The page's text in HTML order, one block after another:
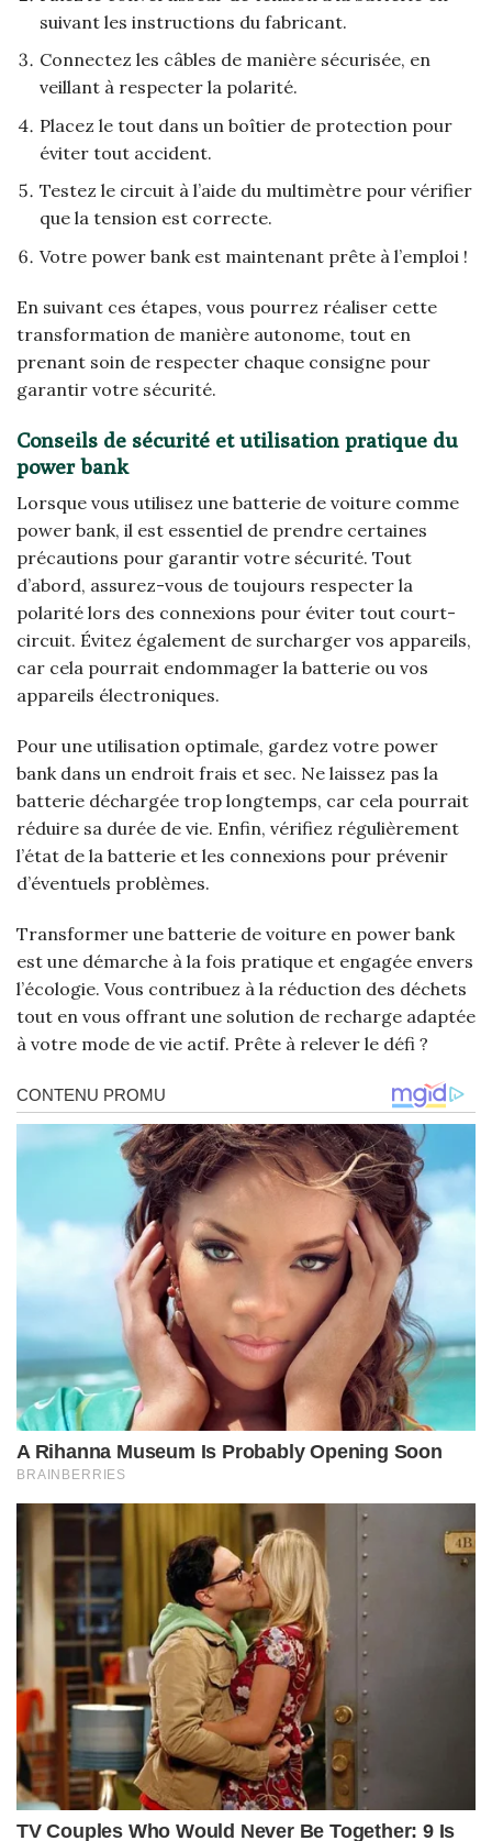
suivant les instructions du fabricant.
Connectez les câbles de manière sécurisée, en
veillant à respecter la polarité.
Placez le tout dans un boîtier de protection pour
éviter tout accident.
Testez le circuit à l’aide du multimètre pour vérifier
que la tension est correcte.
Votre power bank est maintenant prête à l’emploi !
En suivant ces étapes, vous pourrez réaliser cette
transformation de manière autonome, tout en
prenant soin de respecter chaque consigne pour
garantir votre sécurité.
Conseils de sécurité et utilisation pratique du
power bank
Lorsque vous utilisez une batterie de voiture comme
power bank, il est essentiel de prendre certaines
précautions pour garantir votre sécurité. Tout
d’abord, assurez-vous de toujours respecter la
polarité lors des connexions pour éviter tout court-
circuit. Évitez également de surcharger vos appareils,
car cela pourrait endommager la batterie ou vos
appareils électroniques.
Pour une utilisation optimale, gardez votre power
bank dans un endroit frais et sec. Ne laissez pas la
batterie déchargée trop longtemps, car cela pourrait
réduire sa durée de vie. Enfin, vérifiez régulièrement
l’état de la batterie et les connexions pour prévenir
d’éventuels problèmes.
Transformer une batterie de voiture en power bank
est une démarche à la fois pratique et engagée envers
l’écologie. Vous contribuez à la réduction des déchets
tout en vous offrant une solution de recharge adaptée
à votre mode de vie actif. Prête à relever le défi ?